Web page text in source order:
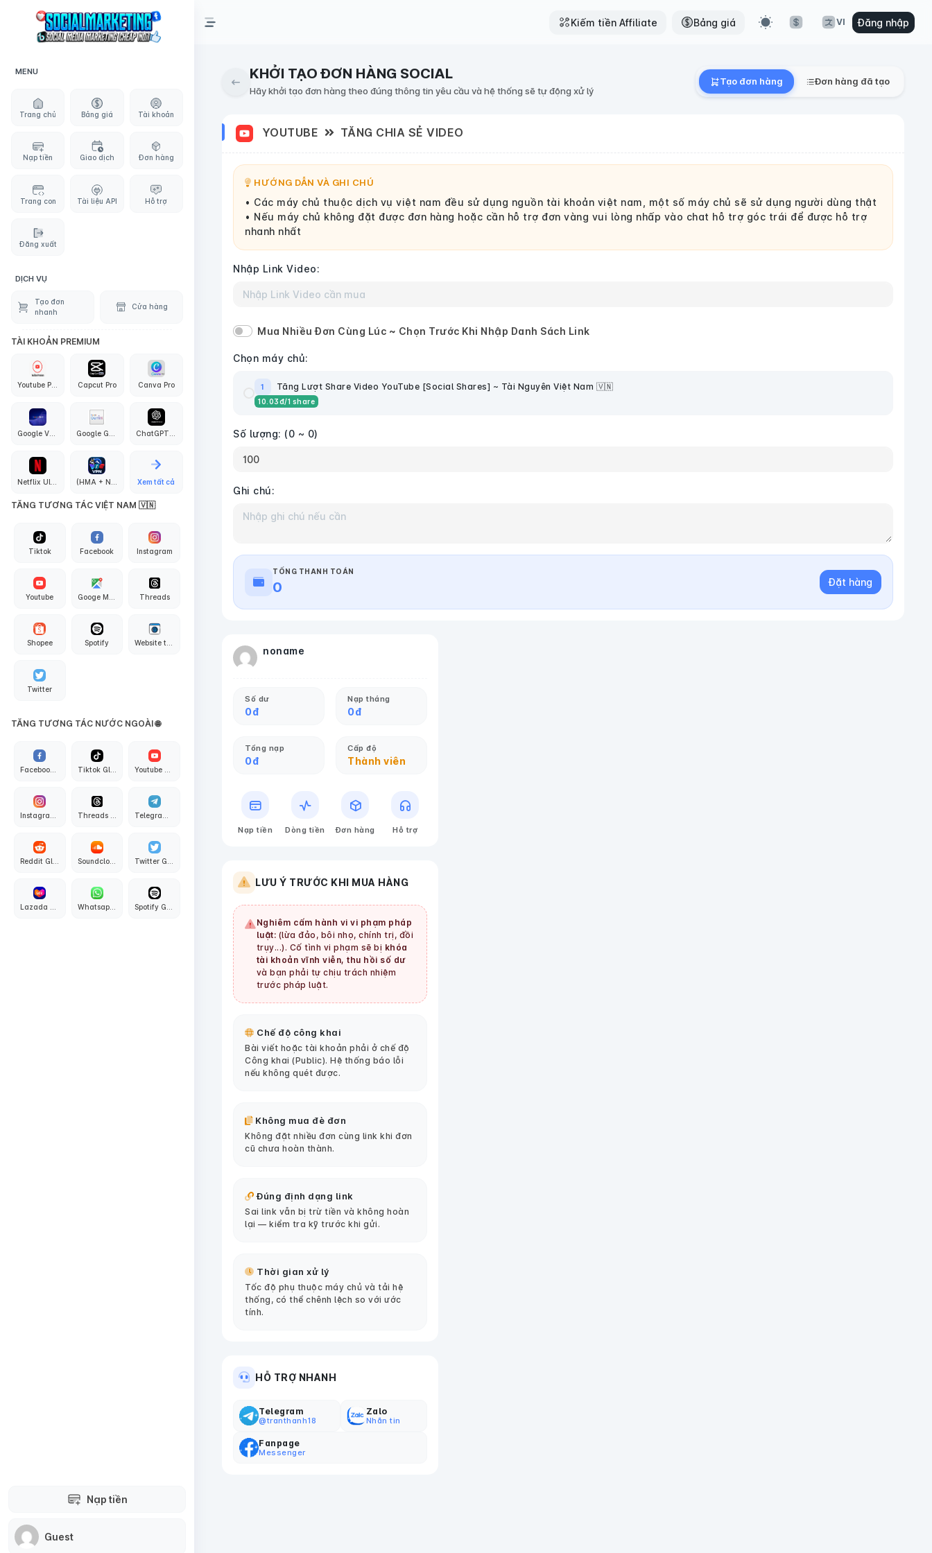
MENU
Trang chủ Bảng giá Tài khoản
Nạp tiền Giao dịch Đơn hàng
Trang con Tài liệu API Hỗ trợ
Đăng xuất
DỊCH VỤ
Tạo đơn
nhanh
Cửa hàng
TÀI KHOẢN PREMIUM
Capcut Pro Canva Pro
Xem tất cả
TĂNG TƯƠNG TÁC VIỆT NAM 🇻🇳
Tiktok Facebook Instagram
Youtube Threads
Shopee Spotify
Twitter
TĂNG TƯƠNG TÁC NƯỚC NGOÀI 🌐
Soundcloud Global
Whatsapp Global
Nạp tiền
Guest
Kiếm tiền Affiliate Bảng giá VI Đăng nhập
KHỞI TẠO ĐƠN HÀNG SOCIAL
Hãy khởi tạo đơn hàng theo đúng thông tin yêu cầu và hệ thống sẽ tự động xử lý
Tạo đơn hàng Đơn hàng đã tạo
YOUTUBE TĂNG CHIA SẺ VIDEO
HƯỚNG DẪN VÀ GHI CHÚ
• Các máy chủ thuộc dịch vụ việt nam đều sử dụng nguồn tài khoản việt nam, một số máy chủ sẽ sử dụng người dùng thật
• Nếu máy chủ không đặt được đơn hàng hoặc cần hỗ trợ đơn vàng vui lòng nhấp vào chat hỗ trợ góc trái để được hỗ trợ
nhanh nhất
Nhập Link Video:
Mua Nhiều Đơn Cùng Lúc ~ Chọn Trước Khi Nhập Danh Sách Link
Chọn máy chủ:
1 Tăng Lượt Share Video YouTube [Social Shares] ~ Tài Nguyên Việt Nam 🇻🇳
10.03đ/1 share
Số lượng: (0 ~ 0)
Ghi chú:
TỔNG THANH TOÁN
0 Đặt hàng
noname
Số dư
0đ
Nạp tháng
0đ
Tổng nạp
0đ
Cấp độ
Thành viên
Nạp tiền Dòng tiền Đơn hàng Hỗ trợ
LƯU Ý TRƯỚC KHI MUA HÀNG
Nghiêm cấm hành vi vi phạm pháp
luật: (lừa đảo, bôi nhọ, chính trị, đồi
trụy...). Cố tình vi phạm sẽ bị khóa
tài khoản vĩnh viễn, thu hồi số dư
và bạn phải tự chịu trách nhiệm
trước pháp luật.
Chế độ công khai
Bài viết hoặc tài khoản phải ở chế độ
Công khai (Public). Hệ thống báo lỗi
nếu không quét được.
Không mua đè đơn
Không đặt nhiều đơn cùng link khi đơn
cũ chưa hoàn thành.
Đúng định dạng link
Sai link vẫn bị trừ tiền và không hoàn
lại — kiểm tra kỹ trước khi gửi.
Thời gian xử lý
Tốc độ phụ thuộc máy chủ và tải hệ
thống, có thể chênh lệch so với ước
tính.
HỖ TRỢ NHANH
Telegram
@tranthanh18
Zalo
Nhắn tin
Fanpage
Messenger